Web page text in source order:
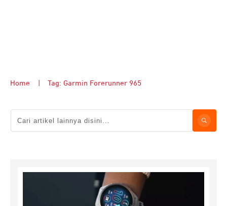
Home Tag: Garmin Forerunner 965